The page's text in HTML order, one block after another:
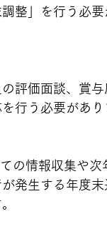
整」を行う必要
評価面談、賞与
行う必要があり
の情報収集や次
発生する年度末